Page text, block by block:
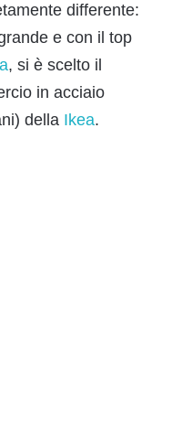
differente:
e con il top
, si è scelto il
in acciaio
della Ikea.